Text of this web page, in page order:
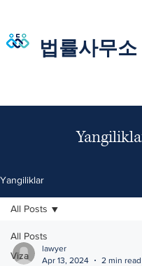
법률사무
Yangiliklar
All Posts
Viza
All Posts
lawyer
Apr 13, 2024
2 min read